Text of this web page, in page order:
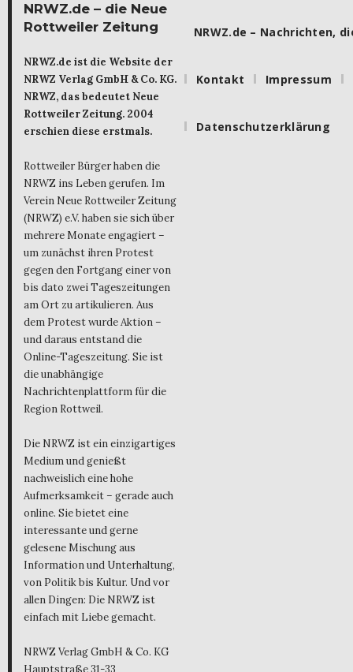
NRWZ.de – die Neue
Rottweiler Zeitung
NRWZ.de ist die Website der
NRWZ Verlag GmbH & Co. KG.
NRWZ, das bedeutet Neue
Rottweiler Zeitung. 2004
erschien diese erstmals.
Rottweiler Bürger haben die
NRWZ ins Leben gerufen. Im
Verein Neue Rottweiler Zeitung
(NRWZ) e.V. haben sie sich über
mehrere Monate engagiert –
um zunächst ihren Protest
gegen den Fortgang einer von
bis dato zwei Tageszeitungen
am Ort zu artikulieren. Aus
dem Protest wurde Aktion –
und daraus entstand die
Online-Tageszeitung. Sie ist
die unabhängige
Nachrichtenplattform für die
Region Rottweil.
Die NRWZ ist ein einzigartiges
Medium und genießt
nachweislich eine hohe
Aufmerksamkeit – gerade auch
online. Sie bietet eine
interessante und gerne
gelesene Mischung aus
Information und Unterhaltung,
von Politik bis Kultur. Und vor
allen Dingen: Die NRWZ ist
einfach mit Liebe gemacht.
NRWZ Verlag GmbH & Co. KG
NRWZ.de – Nachrichten,
Kontakt Impressum
Datenschutzerklärung